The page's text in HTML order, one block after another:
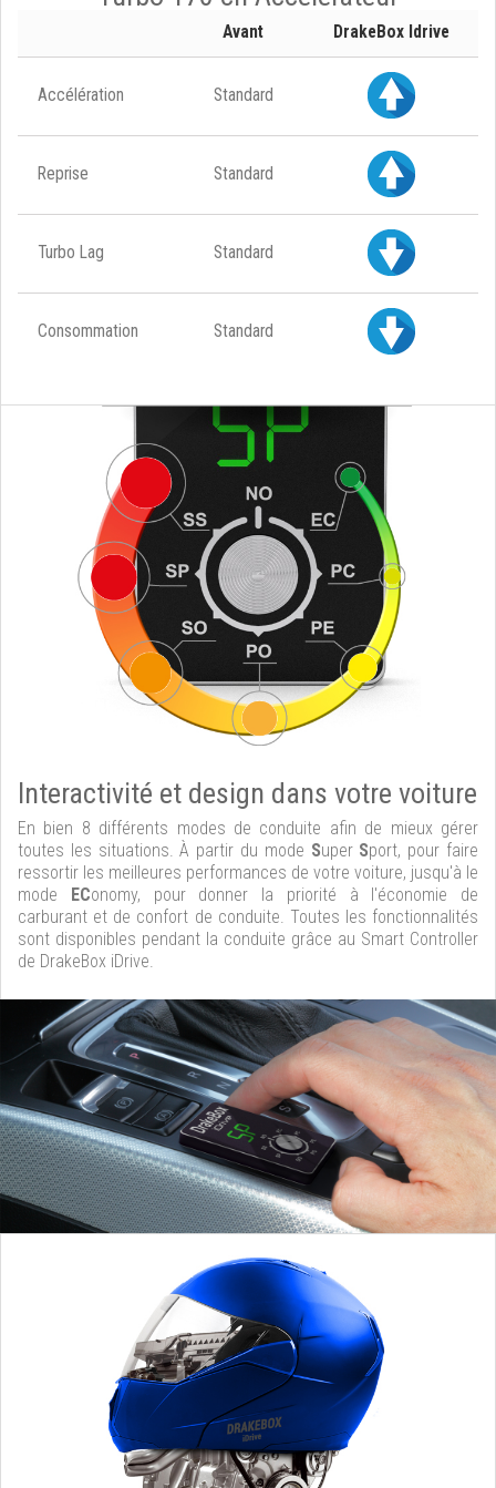
Avant DrakeBox Idrive
Accélération Standard
Reprise Standard
Turbo Lag Standard
Consommation Standard
Interactivité et design dans votre voiture
En bien 8 différents modes de conduite afin de mieux gérer
toutes les situations. À partir du mode Super Sport, pour faire
ressortir les meilleures performances de votre voiture, jusqu'à le
mode EConomy, pour donner la priorité à l'économie de
carburant et de confort de conduite. Toutes les fonctionnalités
sont disponibles pendant la conduite grâce au Smart Controller
de DrakeBox iDrive.